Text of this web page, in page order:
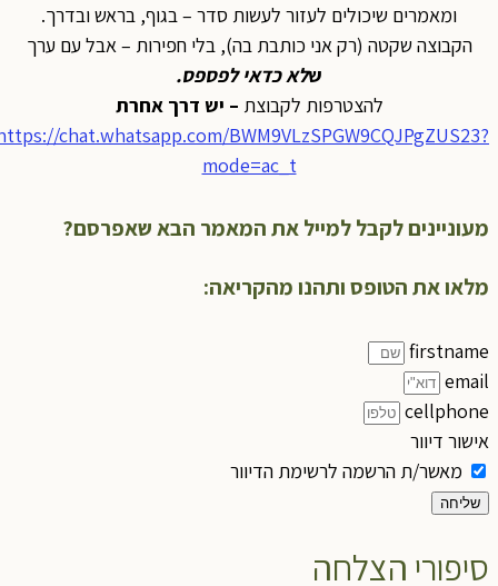
ומאמרים שיכולים לעזור לעשות סדר – בגוף, בראש ובדרך.
הקבוצה שקטה (רק אני כותבת בה), בלי חפירות – אבל עם ערך
שלא כדאי לפספס.
להצטרפות לקבוצת– יש דרך אחרת
https://chat.whatsapp.com/BWM9VLzSPGW9CQJPgZUS23?
mode=ac_t
מעוניינים לקבל למייל את המאמר הבא שאפרסם?
מלאו את הטופס ותהנו מהקריאה:
firstname
email
cellphone
אישור דיוור
מאשר/ת הרשמה לרשימת הדיוור
שליחה
סיפורי הצלחה